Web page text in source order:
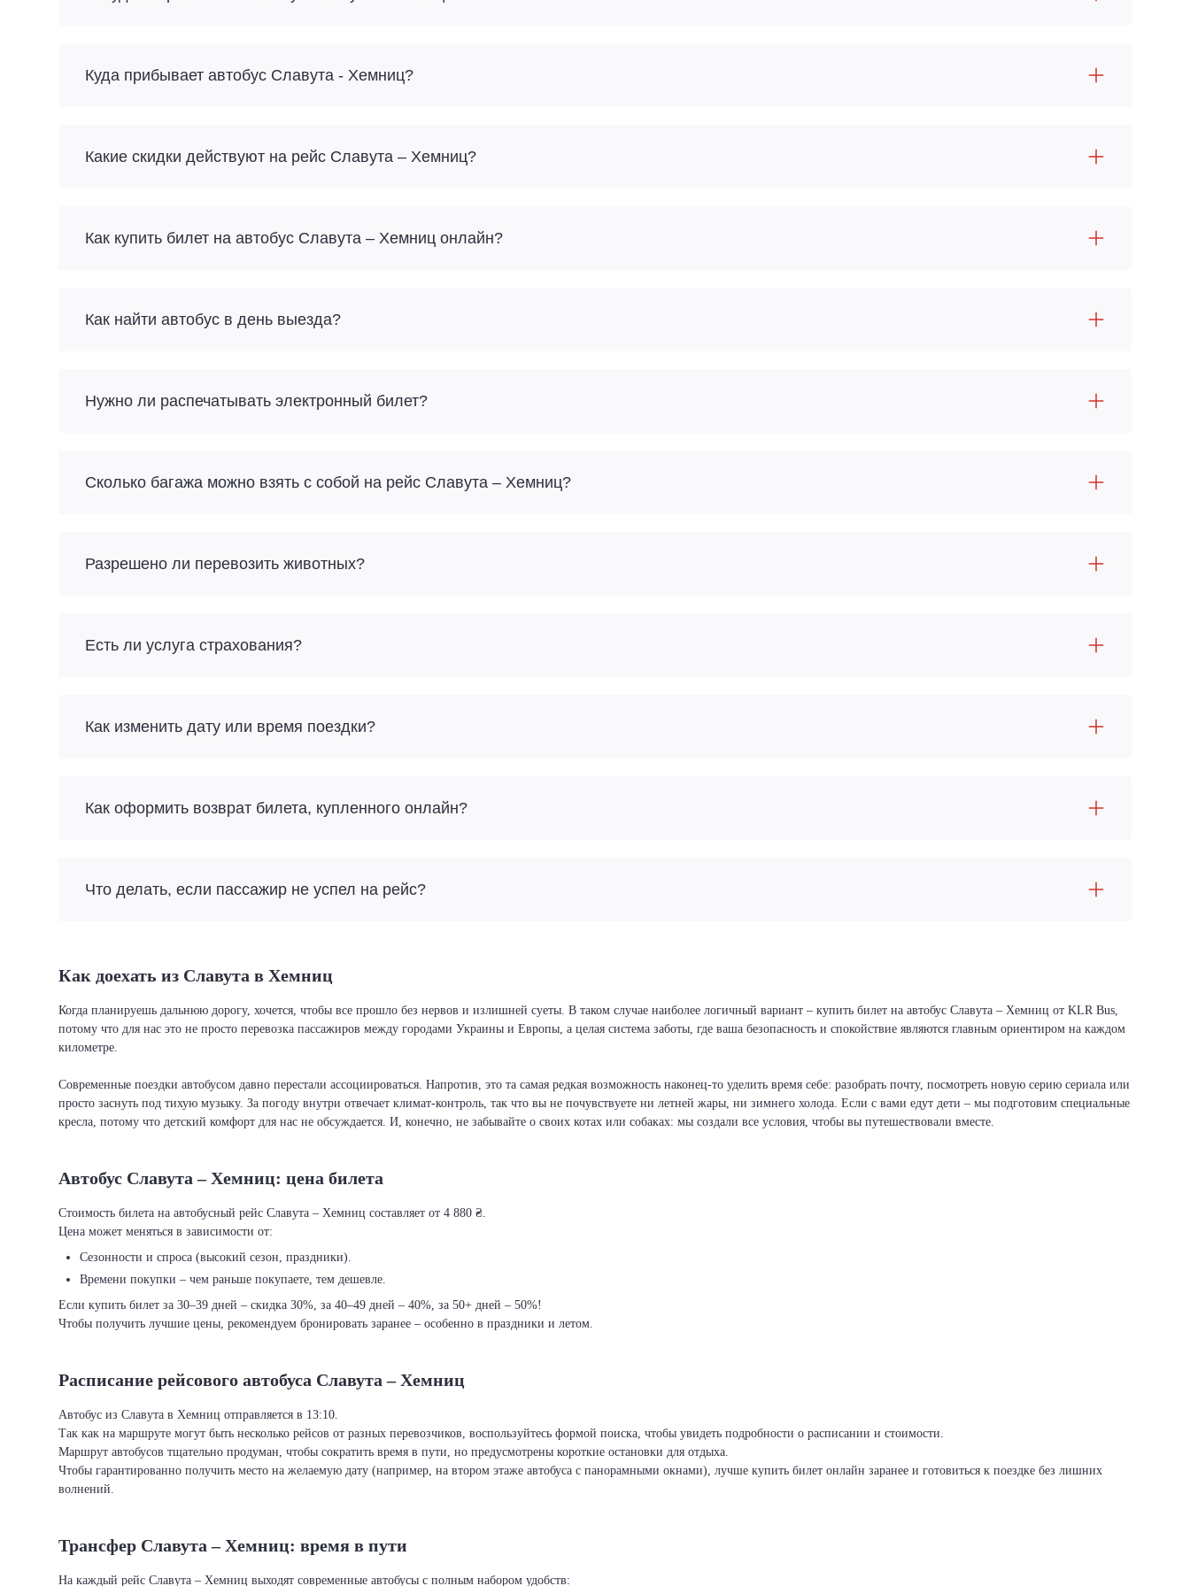
Куда прибывает автобус Славута - Хемниц?
Какие скидки действуют на рейс Славута – Хемниц?
Как купить билет на автобус Славута – Хемниц онлайн?
Как найти автобус в день выезда?
Нужно ли распечатывать электронный билет?
Сколько багажа можно взять с собой на рейс Славута – Хемниц?
Разрешено ли перевозить животных?
Есть ли услуга страхования?
Как изменить дату или время поездки?
Как оформить возврат билета, купленного онлайн?
Что делать, если пассажир не успел на рейс?
Как доехать из Славута в Хемниц
Когда планируешь дальнюю дорогу, хочется, чтобы все прошло без нервов и излишней суеты. В таком случае наиболее логичный вариант – купить билет на автобус Славута – Хемниц от KLR Bus,
потому что для нас это не просто перевозка пассажиров между городами Украины и Европы, а целая система заботы, где ваша безопасность и спокойствие являются главным ориентиром на каждом
километре.
Современные поездки автобусом давно перестали ассоциироваться. Напротив, это та самая редкая возможность наконец-то уделить время себе: разобрать почту, посмотреть новую серию сериала или
просто заснуть под тихую музыку. За погоду внутри отвечает климат-контроль, так что вы не почувствуете ни летней жары, ни зимнего холода. Если с вами едут дети – мы подготовим специальные
кресла, потому что детский комфорт для нас не обсуждается. И, конечно, не забывайте о своих котах или собаках: мы создали все условия, чтобы вы путешествовали вместе.
Автобус Славута – Хемниц: цена билета
Стоимость билета на автобусный рейс Славута – Хемниц составляет от 4 880 ₴.
Цена может меняться в зависимости от:
Сезонности и спроса (высокий сезон, праздники).
Времени покупки – чем раньше покупаете, тем дешевле.
Если купить билет за 30–39 дней – скидка 30%, за 40–49 дней – 40%, за 50+ дней – 50%!
Чтобы получить лучшие цены, рекомендуем бронировать заранее – особенно в праздники и летом.
Расписание рейсового автобуса Славута – Хемниц
Автобус из Славута в Хемниц отправляется в 13:10.
Так как на маршруте могут быть несколько рейсов от разных перевозчиков, воспользуйтесь формой поиска, чтобы увидеть подробности о расписании и стоимости.
Маршрут автобусов тщательно продуман, чтобы сократить время в пути, но предусмотрены короткие остановки для отдыха.
Чтобы гарантированно получить место на желаемую дату (например, на втором этаже автобуса с панорамными окнами), лучше купить билет онлайн заранее и готовиться к поездке без лишних
волнений.
Трансфер Славута – Хемниц: время в пути
На каждый рейс Славута – Хемниц выходят современные автобусы с полным набором удобств: